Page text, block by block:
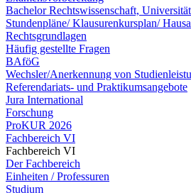
Bachelor Rechtswissenschaft,
Stundenpläne/ Klausurenkursplan/
Rechtsgrundlagen
Häufig gestellte Fragen
BAföG
Wechsler/Anerkennung von
Referendariats- und Praktikumsangebote
Jura International
Forschung
ProKUR 2026
Fachbereich VI
Fachbereich VI
Der Fachbereich
Einheiten / Professuren
Studium